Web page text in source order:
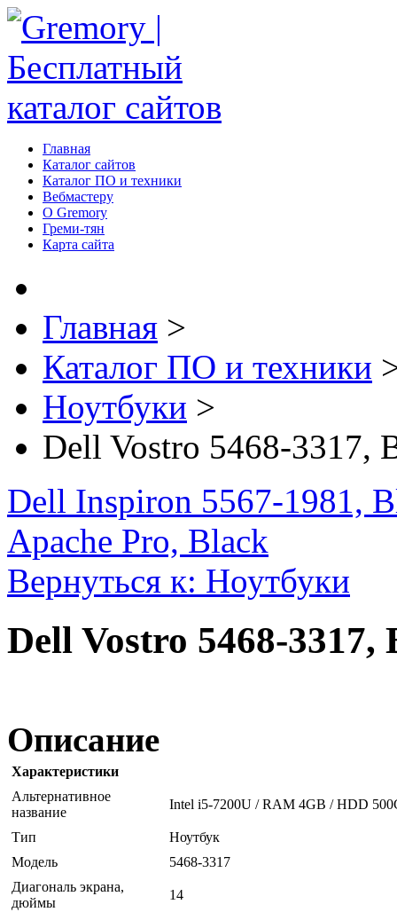
Главная
Каталог сайтов
Каталог ПО и техники
Вебмастеру
О Gremory
Греми-тян
Карта сайта
Главная >
Каталог ПО и техники
Ноутбуки >
Dell Vostro 5468-3317,
Dell Inspiron 5567-1981,
Apache Pro, Black
Вернуться к: Ноутбуки
Dell Vostro 5468-3317,
Описание
Характеристики
Альтернативное
название
Intel i5-7200U / RAM 4GB / HDD
Тип
Ноутбук
Модель
5468-3317
Диагональ экрана,
дюймы
14